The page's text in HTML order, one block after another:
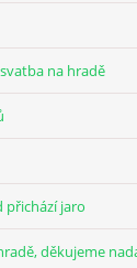
na hradě
přichází jaro
děkujeme